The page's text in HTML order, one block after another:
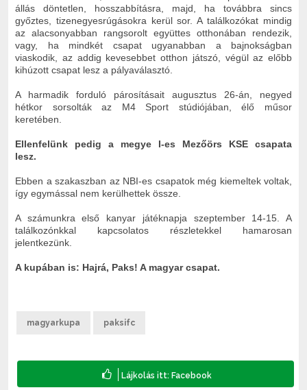
állás döntetlen, hosszabbításra, majd, ha továbbra sincs
győztes, tizenegyesrúgásokra kerül sor. A találkozókat mindig
az alacsonyabban rangsorolt együttes otthonában rendezik,
vagy, ha mindkét csapat ugyanabban a bajnokságban
viaskodik, az addig kevesebbet otthon játszó, végül az előbb
kihúzott csapat lesz a pályaválasztó.
A harmadik forduló párosításait augusztus 26-án, negyed
hétkor sorsolták az M4 Sport stúdiójában, élő műsor
keretében.
Ellenfelünk pedig a megye I-es Mezőörs KSE csapata
lesz.
Ebben a szakaszban az NBI-es csapatok még kiemeltek voltak,
így egymással nem kerülhettek össze.
A számunkra első kanyar játéknapja szeptember 14-15. A
találkozónkkal kapcsolatos részletekkel hamarosan
jelentkezünk.
A kupában is: Hajrá, Paks! A magyar csapat.
magyarkupa paksifc